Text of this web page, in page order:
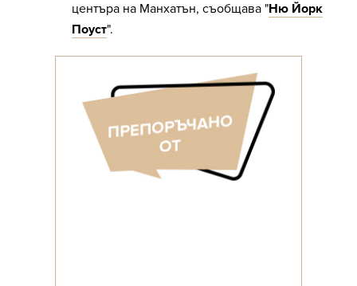
центъра на Манхатън, съобщава "Ню Йорк
Поуст".